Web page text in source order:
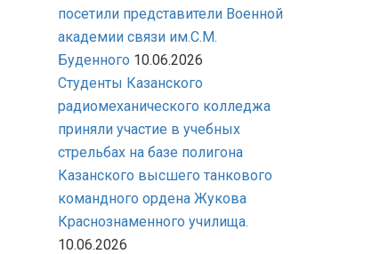
посетили представители Военной
академии связи им.С.М.
Буденного 10.06.2026
Студенты Казанского
радиомеханического колледжа
приняли участие в учебных
стрельбах на базе полигона
Казанского высшего танкового
командного ордена Жукова
Краснознаменного училища.
10.06.2026